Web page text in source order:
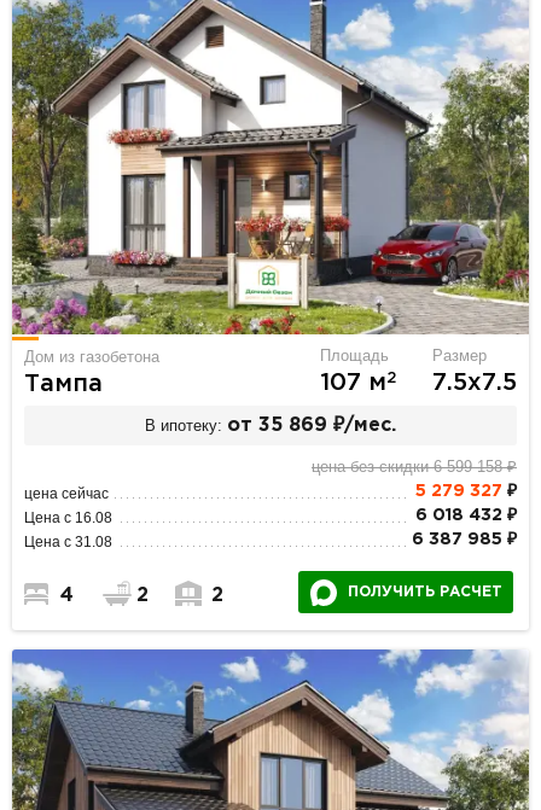
Дом из газобетона
Тампа
Площадь
107 м2
Размер
7.5х7.5
В ипотеку: от 35 869 ₽/мес.
цена без скидки 6 599 158 ₽
цена сейчас 5 279 327 ₽
Цена с 16.08 6 018 432 ₽
Цена с 31.08 6 387 985 ₽
4 2 2 ПОЛУЧИТЬ РАСЧЕТ